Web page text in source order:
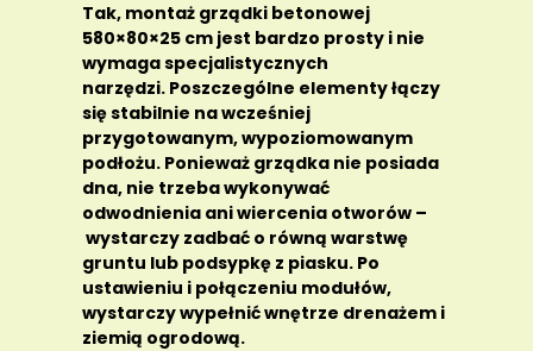
Tak, montaż grządki betonowej
580×80×25 cm jest bardzo prosty i nie
wymaga specjalistycznych
narzędzi. Poszczególne elementy łączy
się stabilnie na wcześniej
przygotowanym, wypoziomowanym
podłożu. Ponieważ grządka nie posiada
dna, nie trzeba wykonywać
odwodnienia ani wiercenia otworów –
wystarczy zadbać o równą warstwę
gruntu lub podsypkę z piasku. Po
ustawieniu i połączeniu modułów,
wystarczy wypełnić wnętrze drenażem i
ziemią ogrodową.